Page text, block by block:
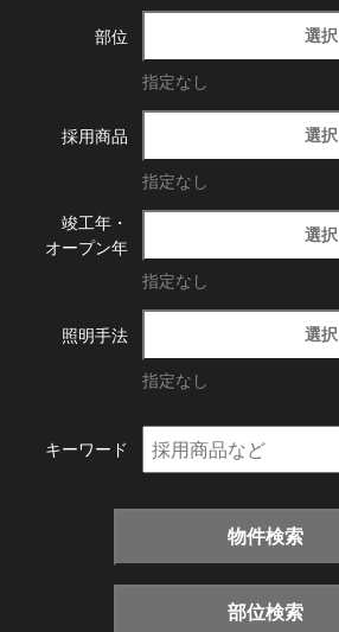
部位 選択
指定なし
採用商品 選択
指定なし
竣工年・
オープン年
選択
指定なし
照明手法 選択
指定なし
キーワード
物件検索
部位検索